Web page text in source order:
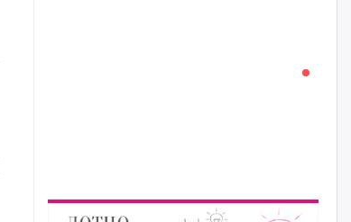
Монгол Улсад 162 вагон - 9720
байгуулбал Тавантолгойн
метан хийн үйлдвэрлэлийн